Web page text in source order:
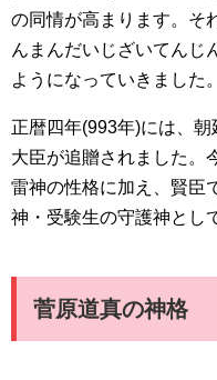
の同情が高まります。そ
んまんだいじざいてんじ
ようになっていきました。
正暦四年(993年)には、
大臣が追贈されました。
雷神の性格に加え、賢臣
神・受験生の守護神とし
菅原道真の神格